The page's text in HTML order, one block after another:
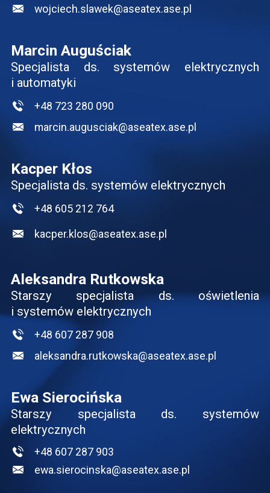
wojciech.slawek@aseatex.ase.pl
Marcin Auguściak
Specjalista ds. systemów elektrycznych
i automatyki
+48 723 280 090
marcin.augusciak@aseatex.ase.pl
Kacper Kłos
Specjalista ds. systemów elektrycznych
+48 605 212 764
kacper.klos@aseatex.ase.pl
Aleksandra Rutkowska
Starszy specjalista ds. oświetlenia
i systemów elektrycznych
+48 607 287 908
aleksandra.rutkowska@aseatex.ase.pl
Ewa Sierocińska
Starszy specjalista ds. systemów
elektrycznych
+48 607 287 903
ewa.sierocinska@aseatex.ase.pl